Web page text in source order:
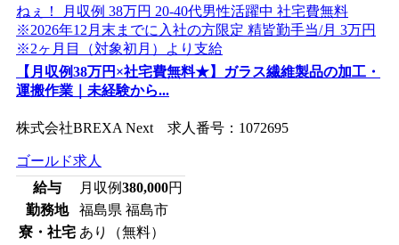
【月収例38万円×社宅費無料★】ガラス繊維製品の加工・
運搬作業｜未経験から...
株式会社BREXA Next 求人番号：1072695
ゴールド求人
給与
月収例380,000円
勤務地
福島県 福島市
寮・社宅 あり（無料）